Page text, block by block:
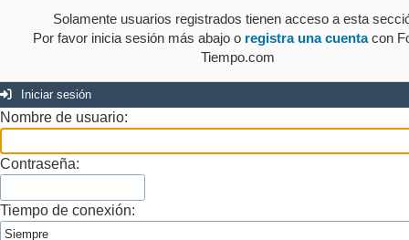
Solamente usuarios registrados tienen acceso a esta
Por favor inicia sesión más abajo o registra una cuentacon
Tiempo.com
Iniciar sesión
Nombre de usuario:
Contraseña:
Tiempo de conexión: